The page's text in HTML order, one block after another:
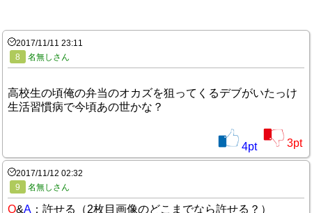
2017/11/11 23:11
8
名無しさん
高校生の頃俺の弁当のオカズを狙ってくるデブがいたっけ
生活習慣病で今頃あの世かな？
4pt 3pt
2017/11/12 02:32
9
名無しさん
Q&A ：許せる（2枚目画像のどこまでなら許せる？）